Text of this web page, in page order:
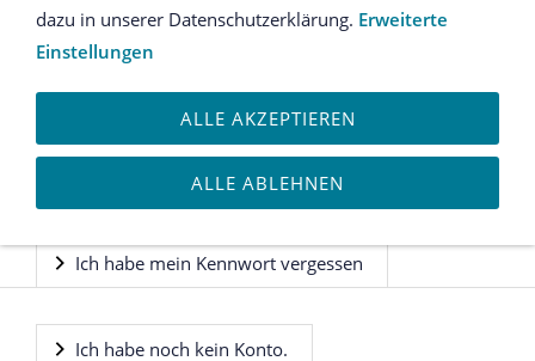
E-Mail oder Kundennummer:
Ich habe mein Kennwort vergessen
Ich habe noch kein Konto.
dazu in unserer Datenschutzerklärung. Erweiterte
Einstellungen
ALLE AKZEPTIEREN
ALLE ABLEHNEN